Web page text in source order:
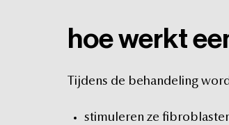
hoewerkt
Tijdens de behandeling
stimuleren ze